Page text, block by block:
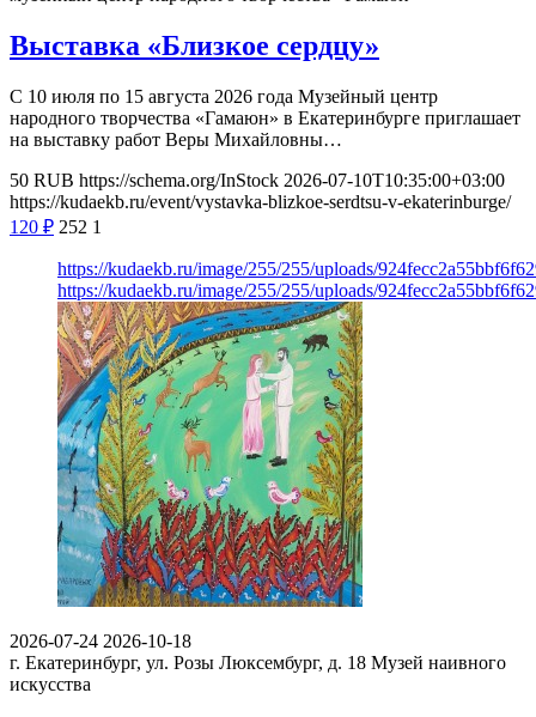
Выставка «Близкое сердцу»
С 10 июля по 15 августа 2026 года Музейный центр
народного творчества «Гамаюн» в Екатеринбурге приглашает
на выставку работ Веры Михайловны…
50 RUB https://schema.org/InStock 2026-07-10T10:35:00+03:00
https://kudaekb.ru/event/vystavka-blizkoe-serdtsu-v-ekaterinburge/
120 ₽ 252 1
https://kudaekb.ru/image/255/255/uploads/
https://kudaekb.ru/image/255/255/uploads/
2026-07-24 2026-10-18
г. Екатеринбург, ул. Розы Люксембург, д. 18 Музей наивного
искусства